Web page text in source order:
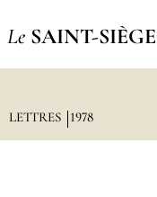
Le SAINT-SIÈGE
LETTRES 1978